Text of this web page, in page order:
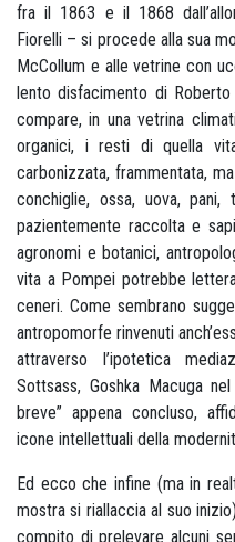
fra il 1863 e il 1868
Fiorelli – si procede alla sua
McCollum e alle vetrine con
lento disfacimento di
compare, in una vetrina
organici, i resti di quella
carbonizzata, frammentata,
conchiglie, ossa, uova,
pazientemente raccolta e
agronomi e botanici,
vita a Pompei potrebbe
ceneri. Come sembrano
antropomorfe rinvenuti
attraverso l’ipotetica
Sottsass, Goshka Macuga
breve” appena concluso,
icone intellettuali della
Ed ecco che infine (ma in
mostra si riallaccia al suo
compito di prelevare alcuni